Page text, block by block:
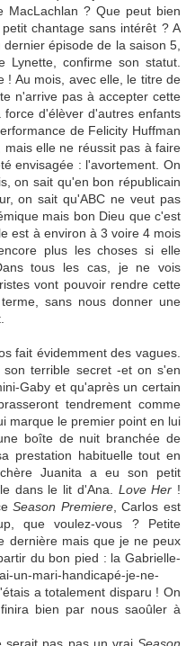
? Que peut bien
chantage sans intérêt ? A
épisode de la saison 5,
confirme son statut.
! Au mois, avec elle, le titre de
n'arrive pas à accepter cette
d'élèver d'autres enfants
de Felicity Huffman
elle ne réussit pas à faire
envisagée : l'avortement. On
on sait qu'en bon républicain
on sait qu'ABC ne veut pas
mais bon Dieu que c'est
est à environ à 3 voire 4 mois
plus les choses si elle
tous les cas, je ne vois
vont pouvoir rendre cette
sans nous donner une
fait évidemment des vagues.
terrible secret -et on s'en
Gaby et qu'après un certain
tendrement comme
marque le premier point en lui
boîte de nuit branchée de
prestation habituelle tout en
Juanita a eu son petit
dans le lit d'Ana. Love Her !
Season Premiere, Carlos est
que voulez-vous ? Petite
dernière mais que je ne peux
du bon pied : la Gabrielle-
un-mari-handicapé-je-ne-
a totalement disparu ! On
bien par nous saoûler à